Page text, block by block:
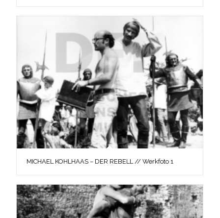
MICHAEL KOHLHAAS – DER REBELL // Werkfoto 1